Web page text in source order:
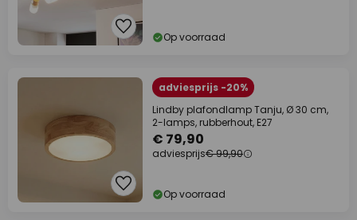
Op voorraad
adviesprijs -20%
Lindby plafondlamp Tanju, Ø 30 cm,
2-lamps, rubberhout, E27
€ 79,90
adviesprijs€ 99,90
Op voorraad